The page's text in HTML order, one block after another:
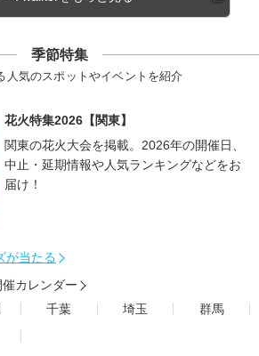
季節特集
人気のスポットやイベントを紹介
花火特集2026【関東】
関東の花火大会を掲載。2026年の開催日、
中止・延期情報や人気ランキングなどをお
届け！
が当たる
カレンダー
千葉 埼玉
群馬